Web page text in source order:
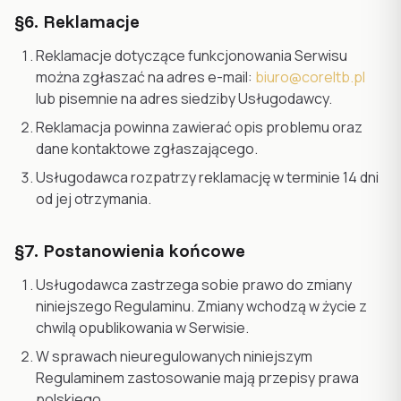
§6. Reklamacje
Reklamacje dotyczące funkcjonowania Serwisu
można zgłaszać na adres e-mail: biuro@coreltb.pl
lub pisemnie na adres siedziby Usługodawcy.
Reklamacja powinna zawierać opis problemu oraz
dane kontaktowe zgłaszającego.
Usługodawca rozpatrzy reklamację w terminie 14 dni
od jej otrzymania.
§7. Postanowienia końcowe
Usługodawca zastrzega sobie prawo do zmiany
niniejszego Regulaminu. Zmiany wchodzą w życie z
chwilą opublikowania w Serwisie.
W sprawach nieuregulowanych niniejszym
Regulaminem zastosowanie mają przepisy prawa